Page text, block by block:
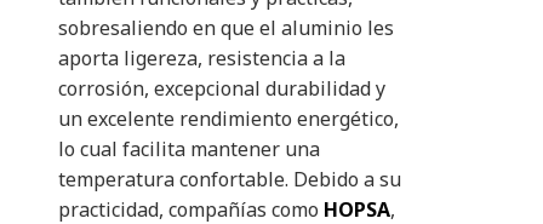
sobresaliendo en que el aluminio les
aporta ligereza, resistencia a la
corrosión, excepcional durabilidad y
un excelente rendimiento energético,
lo cual facilita mantener una
temperatura confortable. Debido a su
practicidad, compañías como HOPSA,